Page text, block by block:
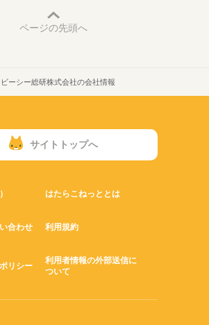
ページの先頭へ
ーシー総研株式会社の会社情報
サイトトップへ
はたらこねっととは
合わせ 利用規約
リシー
利用者情報の外部送信に
ついて